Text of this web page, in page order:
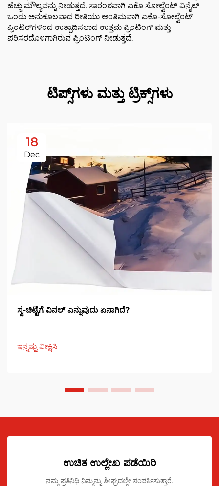
ಹೆಚ್ಚು ಮೌಲ್ಯವನ್ನು ನೀಡುತ್ತದೆ. ಸಾರಂಶವಾಗಿ ಎಕೊ ಸೋಲ್ವೆಂಟ್ ವಿನೈಲ್
ಒಂದು ಅನುಕೂಲವಾದ ರೀತಿಯು ಅಂತಿಮವಾಗಿ ಎಕೊ-ಸೋಲ್ವೆಂಟ್
ಪ್ರಿಂಟರ್‌ಗಳಿಂದ ಉತ್ಪಾದಿಸಲಾದ ಉತ್ತಮ ಪ್ರಿಂಟಿಂಗ್ ಮತ್ತು
ಪರಿಸರದೊಳಗಾಗಿರುವ ಪ್ರಿಂಟಿಂಗ್ ನೀಡುತ್ತದೆ.
ಟಿಪ್ಸ್‌ಗಳು ಮತ್ತು ಟ್ರಿಕ್ಸ್‌ಗಳು
18
Dec
ಸ್ವ-ಚಿಟ್ಟೆಗೆ ವಿನಲ್ ಎನ್ನುವುದು ಏನಾಗಿದೆ?
ಇನ್ನಷ್ಟು ವೀಕ್ಷಿಸಿ
ಉಚಿತ ಉಲ್ಲೇಖ ಪಡೆಯಿರಿ
ನಮ್ಮ ಪ್ರತಿನಿಧಿ ನಿಮ್ಮನ್ನು ಶೀಘ್ರದಲ್ಲೇ ಸಂಪರ್ಕಿಸುತ್ತಾರೆ.